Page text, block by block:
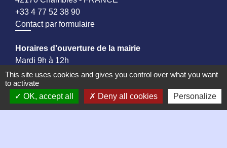
+33 4 77 52 38 90
Contact par formulaire
Horaires d'ouverture de la mairie
Mardi 9h à 12h
Jeudi 9h à 13h
Vendredi 9h à 13h puis 14h à 17h
Samedi matin de 9h à 12h, permanence des élus
This site uses cookies and gives you control over what you want
to activate
OK, accept all
Deny all cookies Personalize